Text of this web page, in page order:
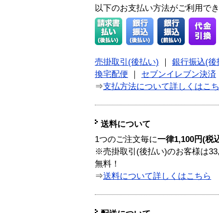
以下のお支払い方法がご利用で
売掛取引(後払い)
銀行振込(後
換宅配便
セブンイレブン決済
⇒支払方法について詳しくはこ
送料について
1つのご注文毎に一律1,100円(税
※売掛取引(後払い)のお客様は
無料！
⇒送料について詳しくはこちら